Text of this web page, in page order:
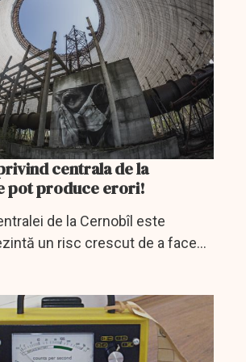
centrala de la
pot produce erori!
de la Cernobîl este
un risc crescut de a face
oficialii agenţiei de